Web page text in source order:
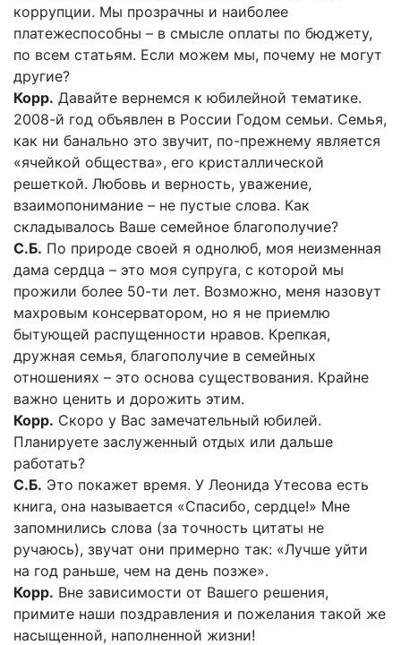
коррупции. Мы прозрачны и наиболее
платежеспособны – в смысле оплаты по бюджету,
по всем статьям. Если можем мы, почему не могут
другие?
Корр. Давайте вернемся к юбилейной тематике.
2008-й год объявлен в России Годом семьи. Семья,
как ни банально это звучит, по-прежнему является
«ячейкой общества», его кристаллической
решеткой. Любовь и верность, уважение,
взаимопонимание – не пустые слова. Как
складывалось Ваше семейное благополучие?
С.Б. По природе своей я однолюб, моя неизменная
дама сердца – это моя супруга, с которой мы
прожили более 50-ти лет. Возможно, меня назовут
махровым консерватором, но я не приемлю
бытующей распущенности нравов. Крепкая,
дружная семья, благополучие в семейных
отношениях – это основа существования. Крайне
важно ценить и дорожить этим.
Корр. Скоро у Вас замечательный юбилей.
Планируете заслуженный отдых или дальше
работать?
С.Б. Это покажет время. У Леонида Утесова есть
книга, она называется «Спасибо, сердце!» Мне
запомнились слова (за точность цитаты не
ручаюсь), звучат они примерно так: «Лучше уйти
на год раньше, чем на день позже».
Корр. Вне зависимости от Вашего решения,
примите наши поздравления и пожелания такой же
насыщенной, наполненной жизни!